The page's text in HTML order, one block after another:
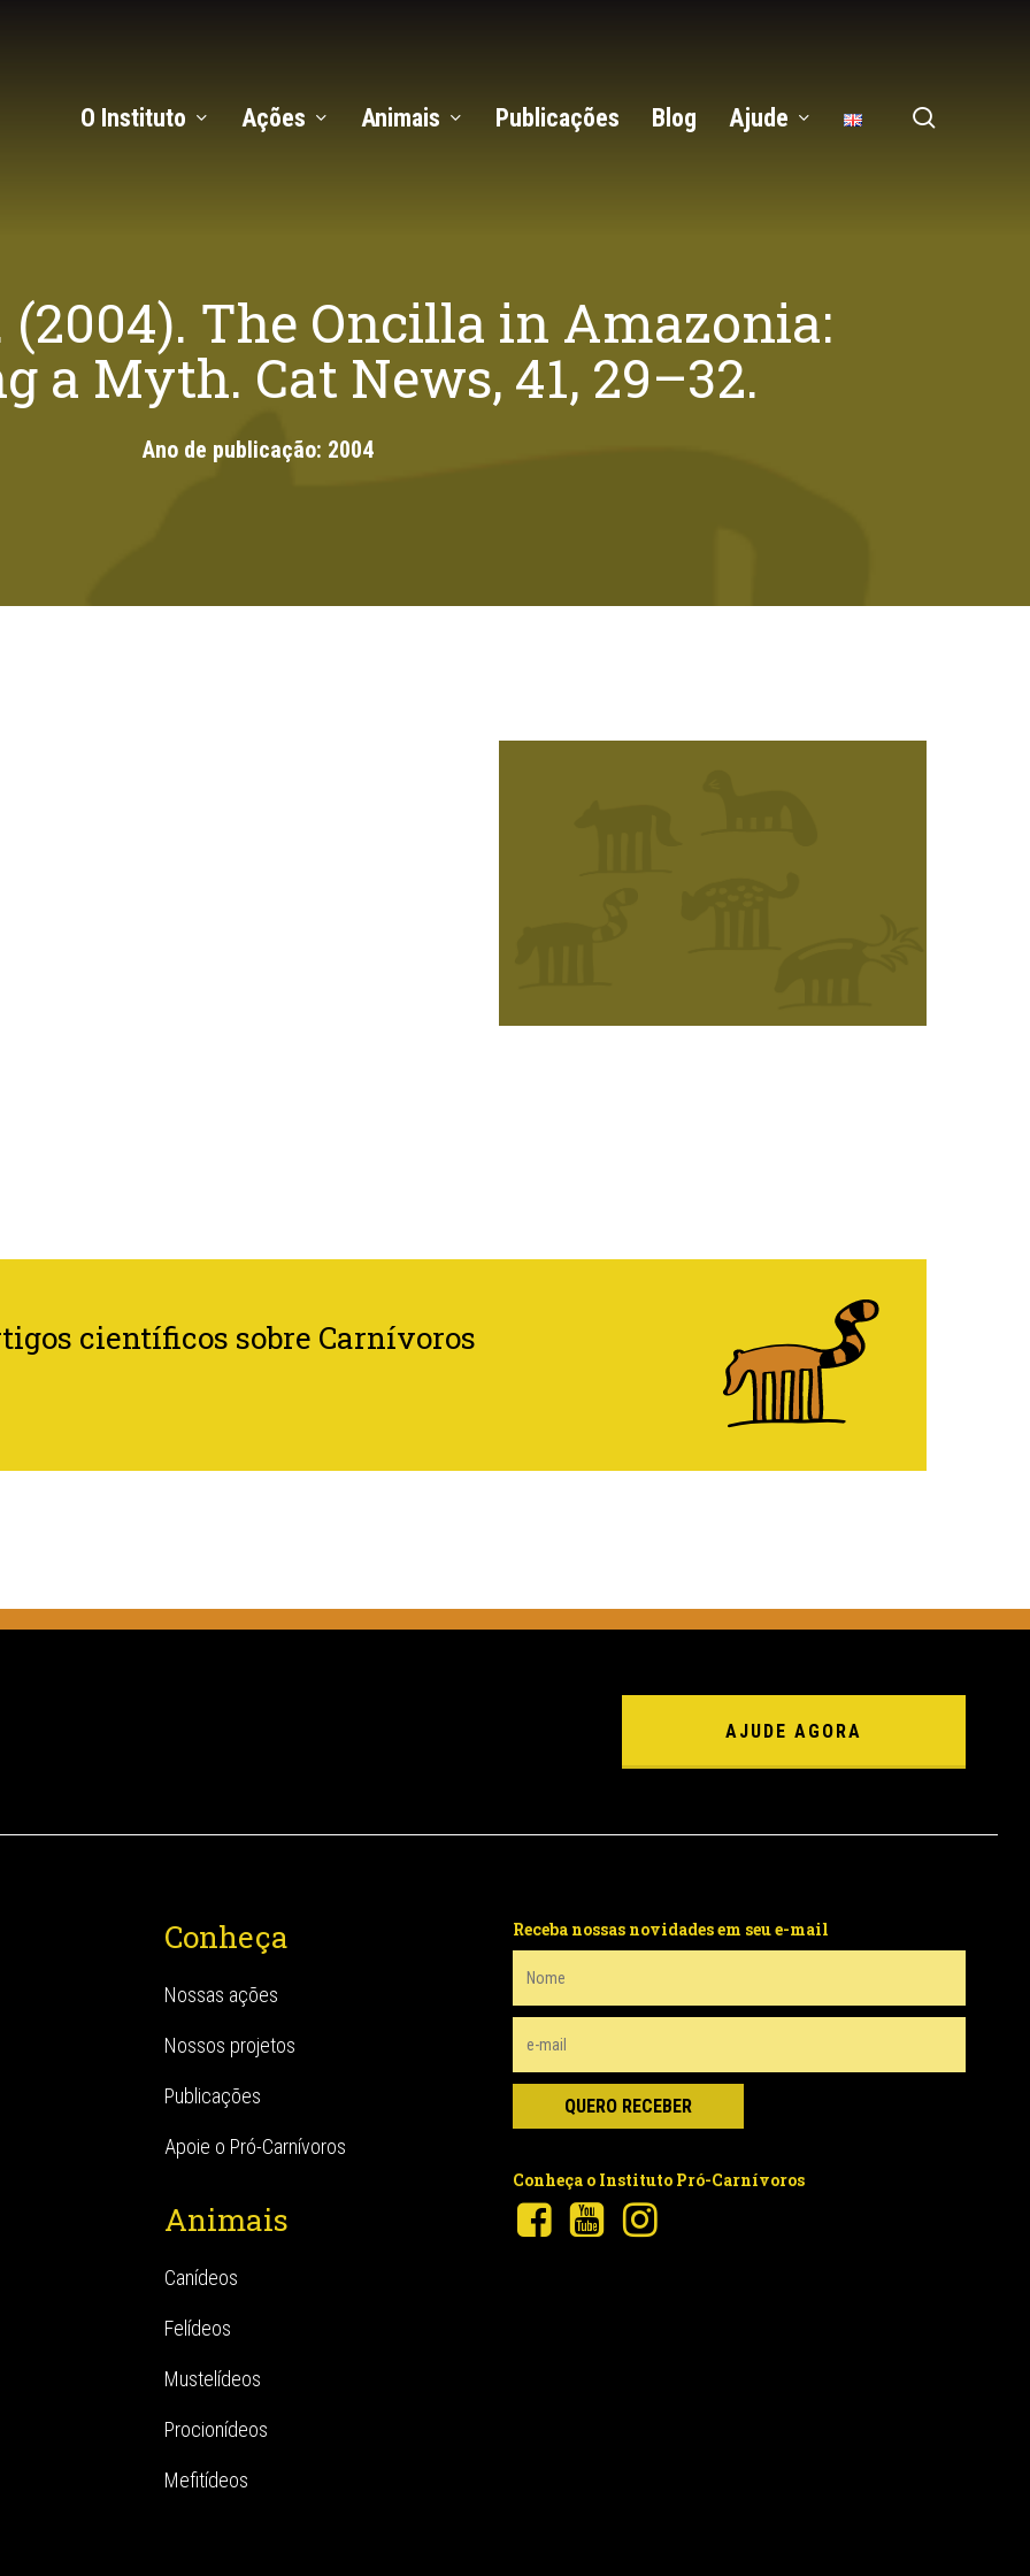
O Instituto Ações Animais Publicações Blog Ajude
(2004). The Oncilla in Amazonia:
a Myth. Cat News, 41, 29–32.
Ano de publicação: 2004
científicos sobre Carnívoros
AJUDE AGORA
Conheça
Nossas ações
Nossos projetos
Publicações
Apoie o Pró-Carnívoros
Animais
Canídeos
Felídeos
Mustelídeos
Procionídeos
Mefitídeos
Receba nossas novidades em seu e-mail
Conheça o Instituto Pró-Carnívoros